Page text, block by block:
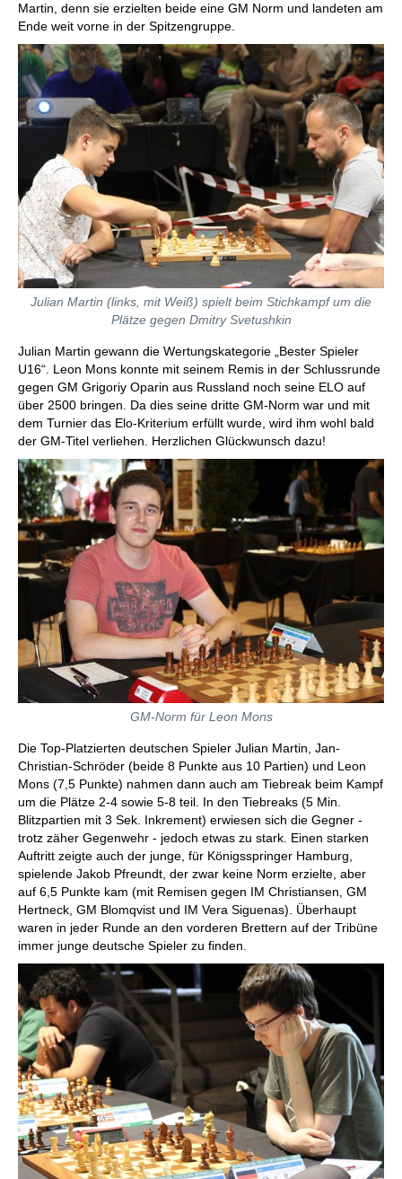
Martin, denn sie erzielten beide eine GM Norm und landeten am
Ende weit vorne in der Spitzengruppe.
Julian Martin (links, mit Weiß) spielt beim Stichkampf um die
Plätze gegen Dmitry Svetushkin
Julian Martin gewann die Wertungskategorie „Bester Spieler
U16“. Leon Mons konnte mit seinem Remis in der Schlussrunde
gegen GM Grigoriy Oparin aus Russland noch seine ELO auf
über 2500 bringen. Da dies seine dritte GM-Norm war und mit
dem Turnier das Elo-Kriterium erfüllt wurde, wird ihm wohl bald
der GM-Titel verliehen. Herzlichen Glückwunsch dazu!
GM-Norm für Leon Mons
Die Top-Platzierten deutschen Spieler Julian Martin, Jan-
Christian-Schröder (beide 8 Punkte aus 10 Partien) und Leon
Mons (7,5 Punkte) nahmen dann auch am Tiebreak beim Kampf
um die Plätze 2-4 sowie 5-8 teil. In den Tiebreaks (5 Min.
Blitzpartien mit 3 Sek. Inkrement) erwiesen sich die Gegner -
trotz zäher Gegenwehr - jedoch etwas zu stark. Einen starken
Auftritt zeigte auch der junge, für Königsspringer Hamburg,
spielende Jakob Pfreundt, der zwar keine Norm erzielte, aber
auf 6,5 Punkte kam (mit Remisen gegen IM Christiansen, GM
Hertneck, GM Blomqvist und IM Vera Siguenas). Überhaupt
waren in jeder Runde an den vorderen Brettern auf der Tribüne
immer junge deutsche Spieler zu finden.